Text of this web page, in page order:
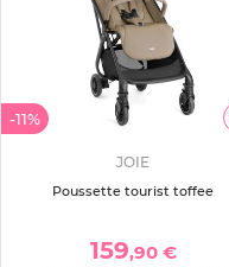
-11%
JOIE
Poussette tourist toffee
159,90 €